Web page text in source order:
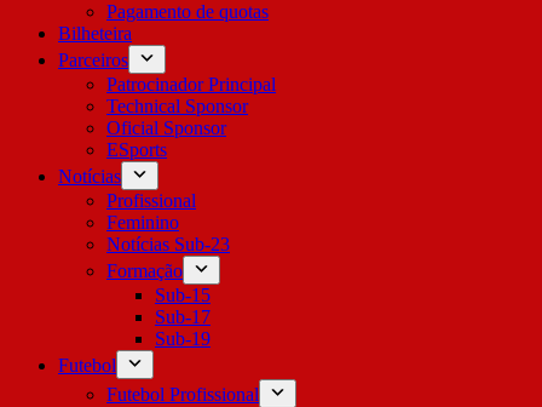
Pagamento de quotas
Bilheteira
Parceiros
Patrocinador Principal
Technical Sponsor
Oficial Sponsor
ESports
Notícias
Profissional
Feminino
Notícias Sub-23
Formação
Sub-15
Sub-17
Sub-19
Futebol
Futebol Profissional